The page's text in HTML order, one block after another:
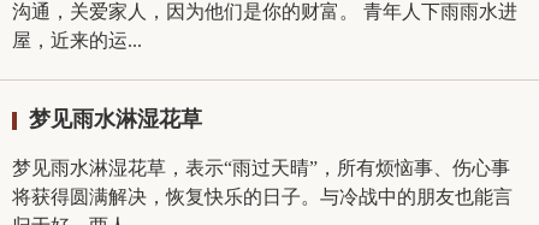
沟通，关爱家人，因为他们是你的财富。 青年人下雨雨水进
屋，近来的运...
梦见雨水淋湿花草
梦见雨水淋湿花草，表示“雨过天晴”，所有烦恼事、伤心事
将获得圆满解决，恢复快乐的日子。与冷战中的朋友也能言